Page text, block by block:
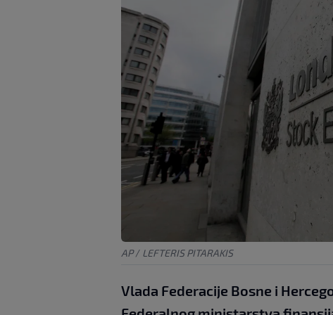
AP / LEFTERIS PITARAKIS
Vlada Federacije Bosne i